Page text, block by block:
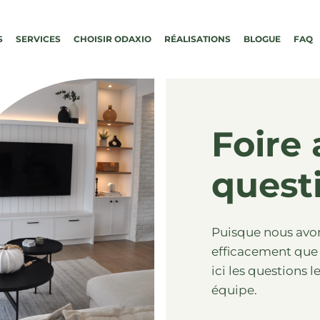
SERVICES CHOISIR ODAXIO RÉALISATIONS BLOGUE FAQ
Foire
Puisque nous
efficacement que
ici les questions
équipe.